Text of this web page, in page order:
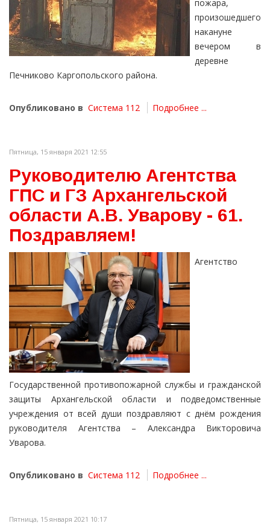
пожара,
произошедшего
накануне
вечером в
деревне
Печниково Каргопольского района.
Опубликовано в Система 112 Подробнее ...
Пятница, 15 января 2021 12:55
Руководителю Агентства
ГПС и ГЗ Архангельской
области А.В. Уварову - 61.
Поздравляем!
Агентство
Государственной противопожарной службы и гражданской
защиты Архангельской области и подведомственные
учреждения от всей души поздравляют с днём рождения
руководителя Агентства – Александра Викторовича
Уварова.
Опубликовано в Система 112 Подробнее ...
Пятница, 15 января 2021 10:17